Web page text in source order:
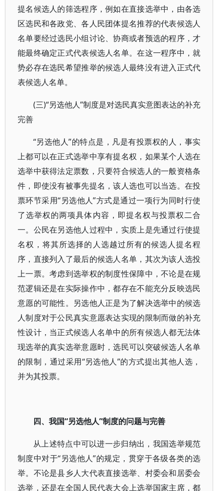
提名候选人的筛选程序，例如在直接选举中，由各选
区选民和各政党、各人民团体提名推荐的代表候选人
名单要经过选民小组讨论、协商或者预选的程序，才
能最终确定正式代表候选人名单。在这一程序中，就
势必存在选民希望推举的候选人最终没有进入正式代
表候选人名单。
(三)“另选他人”制度是对选民真实意图表达的补充
完善
“另选他人”的特点是，凡是有投票权的人，事实
上都可以在正式选举中享有提名权，如果某个人选在
选举中获得法定票数，只要符合候选人的一般资格条
件，即使没有被事先提名，该人选也可以当选。在投
票环节采用“另选他人”方式是通过一项行为同时行使
了选举权的两项具体内容，即提名权与投票权二合
一。公民在另选他人过程中，实质上是先通过行使提
名权，将其所选择的人选越过所有的候选人提名程
序，直接列入了最后的候选人名单，其次为该人选投
上一票。考虑到选举权的制度性保障中，不论是在规
范逻辑还是在实际操作中，都存在不能充分反映选民
意愿的可能性。另选他人正是为了解决选举中的候选
人制度对于公民真实意愿表达实现的限制而做的补充
性设计，当正式候选人名单中的所有候选人都无法体
现选举的真实选举意愿时，选民可以突破候选人名单
的限制，通过采用“另选他人”的方式提出其他人选，
并为其投票。
四、我国“另选他人”制度的问题与完善
从上述特点中可以进一步归纳出，我国选举规范
制度中对于“另选他人”的规定，贯穿于各级各类的选
举。不论是县乡人大代表直接选举、村委会和居委会
选举，还是在全国人民代表大会上选举国家主席，都